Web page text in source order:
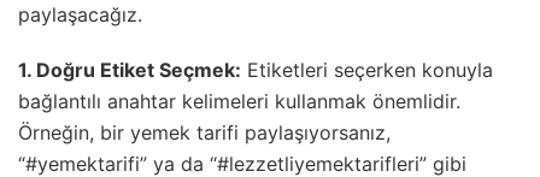
paylaşacağız.
1. Doğru Etiket Seçmek: Etiketleri seçerken konuyla
bağlantılı anahtar kelimeleri kullanmak önemlidir.
Örneğin, bir yemek tarifi paylaşıyorsanız,
“#yemektarifi” ya da “#lezzetliyemektarifleri” gibi